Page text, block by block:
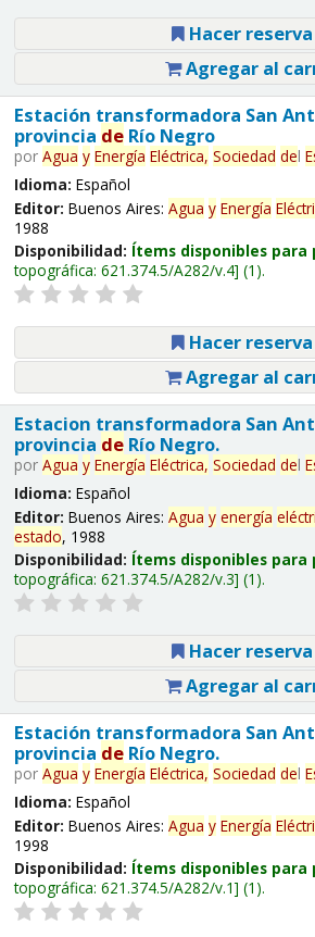
Hacer reserva
Agregar al
Estación transformadora San
provincia deRío Negro
por Agua y Energía Eléctrica, Sociedad del
Idioma: Español
Editor: Buenos Aires: Agua y Energía
1988
Disponibilidad: Ítems disponibles para
topográfica: 621.374.5/A282/v.4 (1).
Hacer reserva
Agregar al
Estacion transformadora San
provincia deRío Negro.
por Agua y Energía Eléctrica, Sociedad del
Idioma: Español
Editor: Buenos Aires: Agua y energía
estado, 1988
Disponibilidad: Ítems disponibles para
topográfica: 621.374.5/A282/v.3 (1).
Hacer reserva
Agregar al
Estación transformadora San
provincia deRío Negro.
por Agua y Energía Eléctrica, Sociedad del
Idioma: Español
Editor: Buenos Aires: Agua y Energía
1998
Disponibilidad: Ítems disponibles para
topográfica: 621.374.5/A282/v.1 (1).